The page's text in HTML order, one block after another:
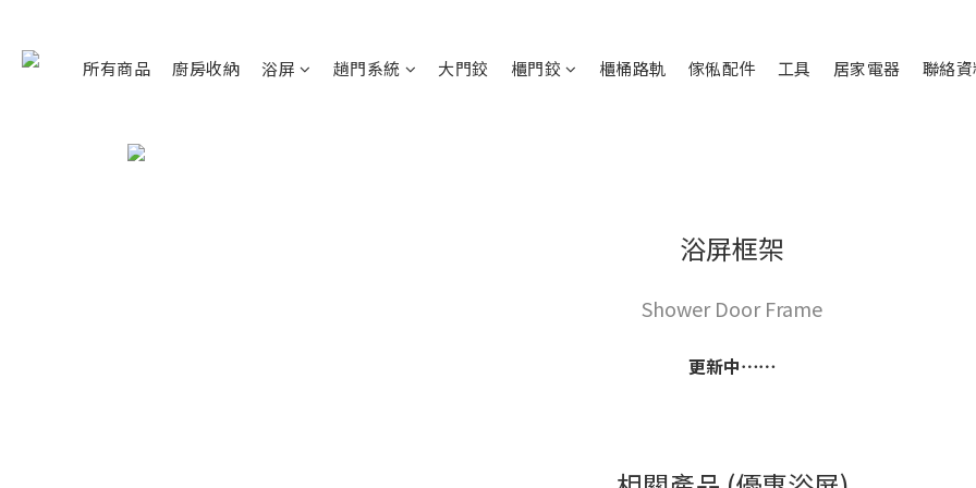
所有商品 廚房收納 浴屏 趟門系統 大門鉸 櫃門鉸 櫃桶路軌 傢俬配件 工具 居家電器 聯絡
浴屏框架
Shower Door Frame
更新中⋯⋯